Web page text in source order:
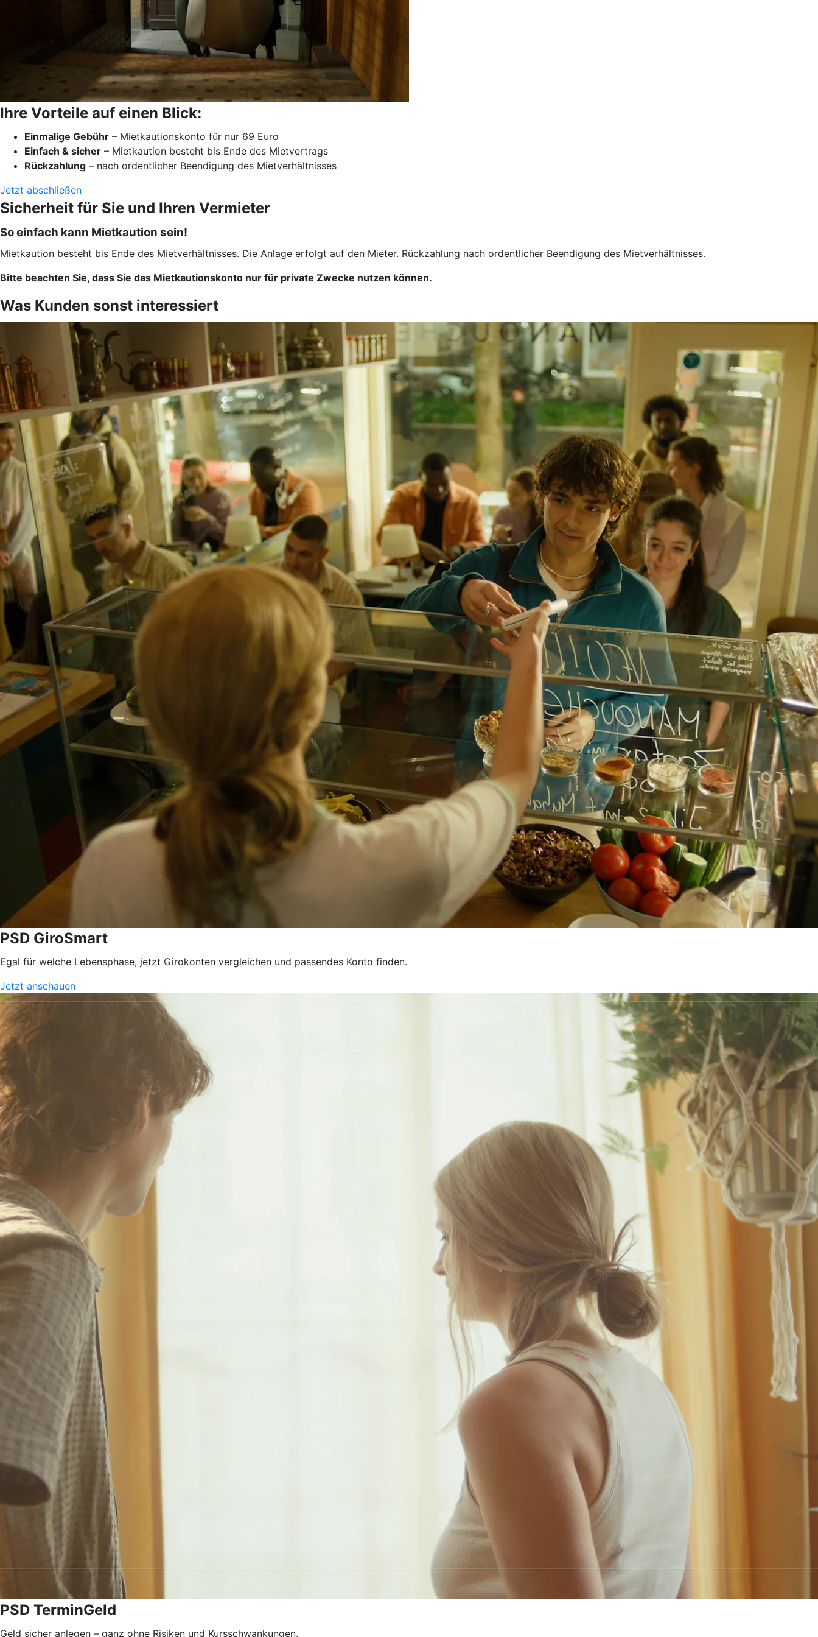
Ihre Vorteile auf einen Blick:
Einmalige Gebühr – Mietkautionskonto für nur 69 Euro
Einfach & sicher – Mietkaution besteht bis Ende des Mietvertrags
Rückzahlung – nach ordentlicher Beendigung des Mietverhältnisses
Jetzt abschließen
Sicherheit für Sie und Ihren Vermieter
So einfach kann Mietkaution sein!
Mietkaution besteht bis Ende des Mietverhältnisses. Die Anlage erfolgt auf den Mieter. Rückzahlung nach ordentlicher Beendigung des Mietverhältnisses.
Bitte beachten Sie, dass Sie das Mietkautionskonto nur für private Zwecke nutzen können.
Was Kunden sonst interessiert
PSD GiroSmart
Egal für welche Lebensphase, jetzt Girokonten vergleichen und passendes Konto finden.
Jetzt anschauen
PSD TerminGeld
Geld sicher anlegen – ganz ohne Risiken und Kursschwankungen.